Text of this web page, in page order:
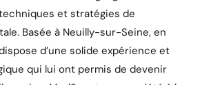
et stratégies de
Basée à Neuilly-sur-Seine, en
d’une solide expérience et
qui lui ont permis de devenir